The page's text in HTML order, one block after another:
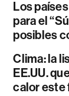
Los
para el
posibles
Clima: la
EE.UU.
calor este